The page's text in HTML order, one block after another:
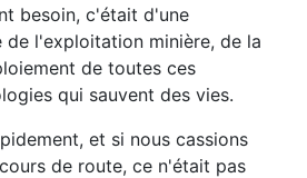
besoin, c'était d'une
de l'exploitation minière, de la
de toutes ces
qui sauvent des vies.
et si nous cassions
de route, ce n'était pas